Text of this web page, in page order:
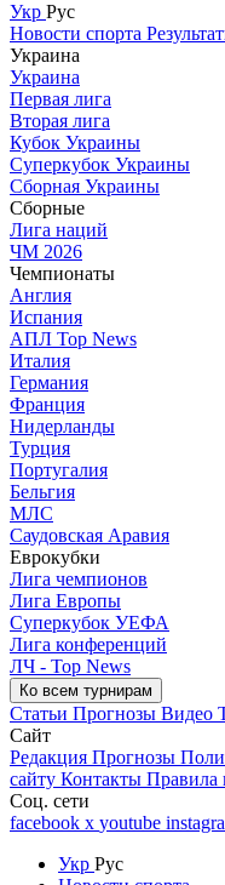
Укр Рус
Новости спорта
Украина
Украина
Первая лига
Вторая лига
Кубок Украины
Суперкубок Украины
Сборная Украины
Сборные
Лига наций
ЧМ 2026
Чемпионаты
Англия
Испания
АПЛ Top News
Италия
Германия
Франция
Нидерланды
Турция
Португалия
Бельгия
МЛС
Саудовская Аравия
Еврокубки
Лига чемпионов
Лига Европы
Суперкубок УЕФА
Лига конференций
ЛЧ - Top News
Ко всем турнирам
Статьи Прогнозы Видео
Сайт
Редакция Прогнозы
сайту Контакты Правила
Соц. сети
facebook x youtube
Укр Рус